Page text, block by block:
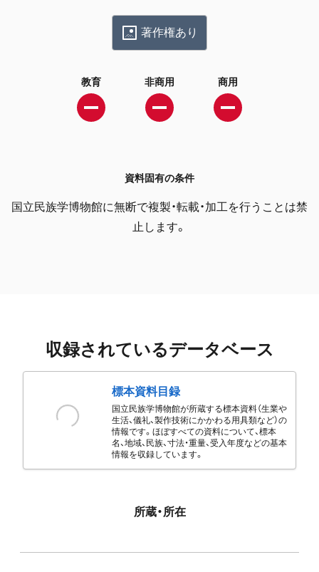
著作権あり
教育 非商用 商用
資料固有の条件
国立民族学博物館に無断で複製・転載・加工を行うことは禁
止します。
収録されているデータベース
標本資料目録
国立民族学博物館が所蔵する標本資料（生業や
生活、儀礼、製作技術にかかわる用具類など）の
情報です。ほぼすべての資料について、標本
名、地域、民族、寸法・重量、受入年度などの基本
情報を収録しています。
所蔵・所在